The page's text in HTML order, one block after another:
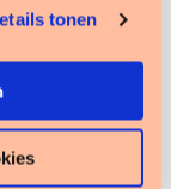
tonen
&